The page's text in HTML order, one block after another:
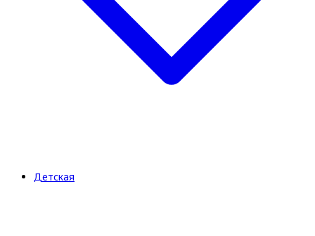
Детская